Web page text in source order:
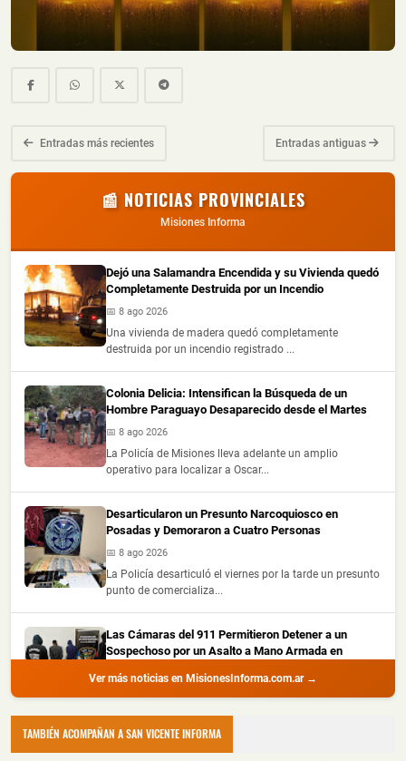
Entradas más recientes Entradas antiguas
📰 NOTICIAS PROVINCIALES
Misiones Informa
Dejó una Salamandra Encendida y su Vivienda quedó
Completamente Destruida por un Incendio
📅 8 ago 2026
Una vivienda de madera quedó completamente
destruida por un incendio registrado ...
Colonia Delicia: Intensifican la Búsqueda de un
Hombre Paraguayo Desaparecido desde el Martes
📅 8 ago 2026
La Policía de Misiones lleva adelante un amplio
operativo para localizar a Oscar...
Desarticularon un Presunto Narcoquiosco en
Posadas y Demoraron a Cuatro Personas
📅 8 ago 2026
La Policía desarticuló el viernes por la tarde un presunto
punto de comercializa...
Las Cámaras del 911 Permitieron Detener a un
Sospechoso por un Asalto a Mano Armada en
la investigación de un asa...
Ver más noticias en MisionesInforma.com.ar →
TAMBIÉN ACOMPAÑAN A SAN VICENTE INFORMA